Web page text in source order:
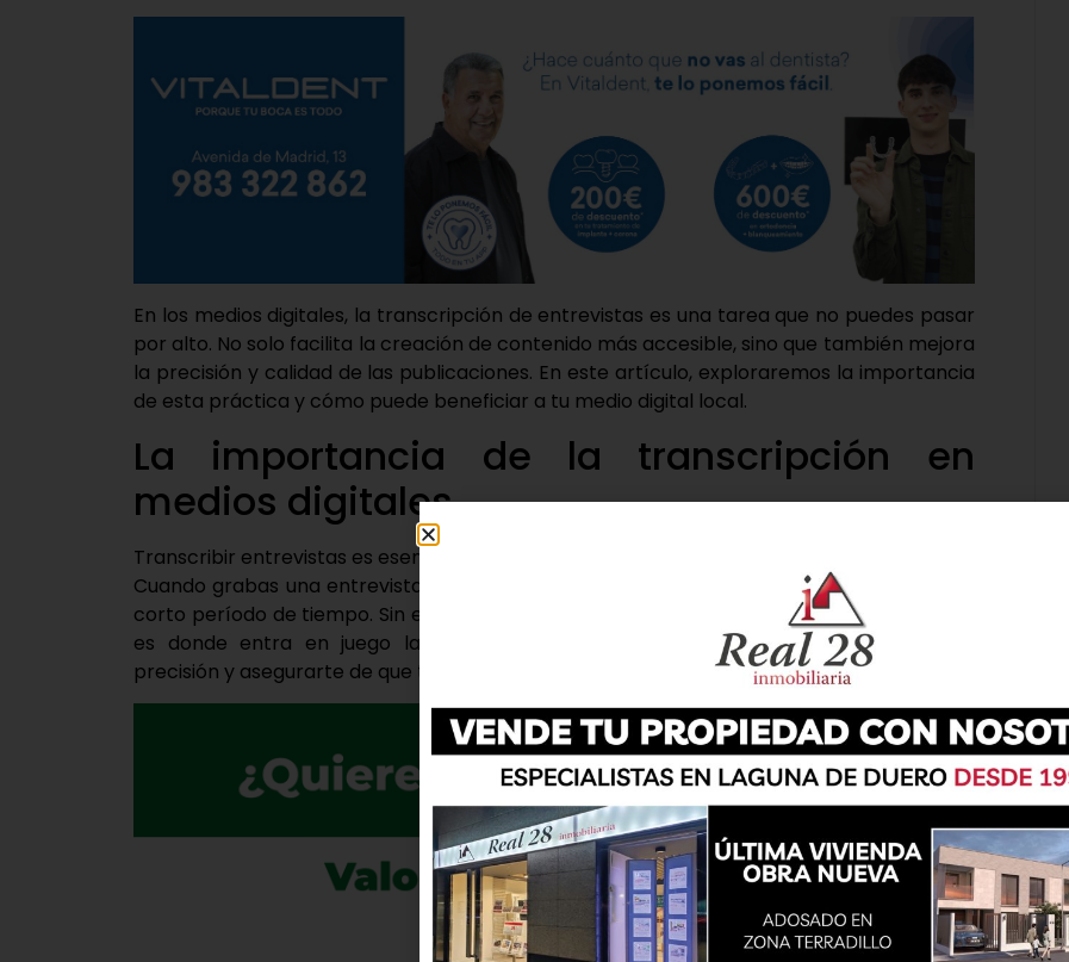
En los medios digitales, la transcripción de entrevistas es una tarea que no puedes pasar
por alto. No solo facilita la creación de contenido más accesible, sino que también mejora
la precisión y calidad de las publicaciones. En este artículo, exploraremos la importancia
de esta práctica y cómo puede beneficiar a tu medio digital local.
La importancia de la transcripción en
medios digitales
Transcribir entrevistas es esencial para mantener la integridad y precisión de las noticias.
Cuando grabas una entrevista, capturas una cantidad significativa de información en un
corto período de tiempo. Sin embargo, recordar cada detalle puede ser un desafío. Aquí
es donde entra en juego la transcripción, permitiéndote revisar el contenido con
precisión y asegurarte de que todo lo que publiques sea exacto.